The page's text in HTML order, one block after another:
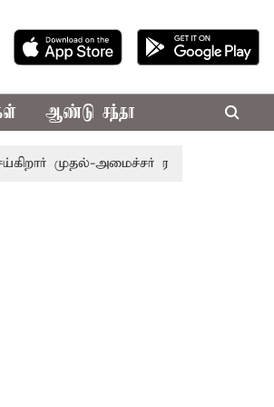
ஆண்டு சந்தா
முதல்-அமைச்சர் ரங்கசாமி